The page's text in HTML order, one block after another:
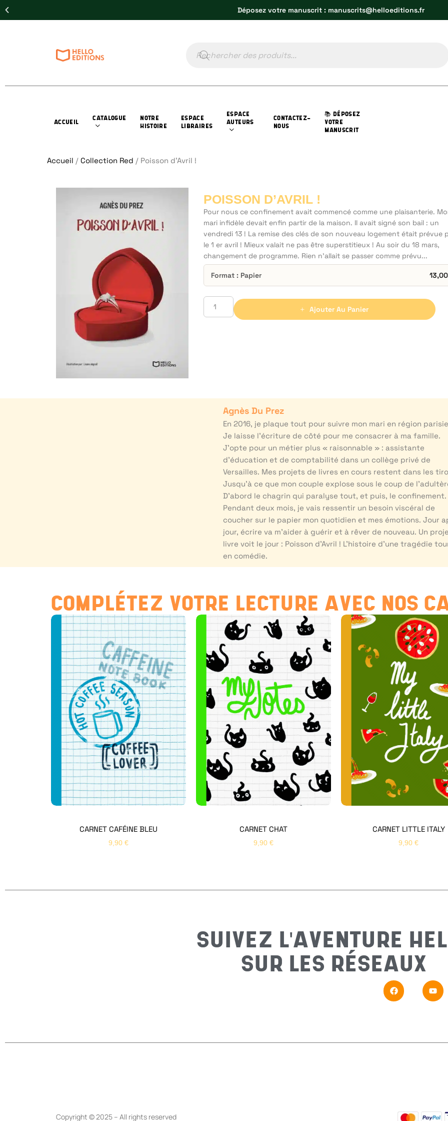
Déposez votre manuscrit : manuscrits@helloeditions.fr
ACCUEIL
CATALOGUE
NOTRE
HISTOIRE
ESPACE
LIBRAIRES
ESPACE
AUTEURS
CONTACTEZ-
NOUS
📚 DÉPOSEZ
VOTRE
MANUSCRIT
Accueil / Collection Red / Poisson d’Avril !
POISSON D’AVRIL !
Pour nous ce confinement avait commencé comme une plaisanterie.
mari infidèle devait enfin partir de la maison. Il avait signé son bail : un
vendredi 13 ! La remise des clés de son nouveau logement était prévue
le 1 er avril ! Mieux valait ne pas être superstitieux ! Au soir du 18 mars,
changement de programme. Rien n’allait se passer comme prévu...
Format : Papier 13,00
Ajouter Au Panier
Agnès Du Prez
En 2016, je plaque tout pour suivre mon mari en région
Je laisse l’écriture de côté pour me consacrer à ma famille.
J’opte pour un métier plus « raisonnable » : assistante
d’éducation et de comptabilité dans un collège privé de
Versailles. Mes projets de livres en cours restent dans les
Jusqu’à ce que mon couple explose sous le coup de
D’abord le chagrin qui paralyse tout, et puis, le confinement.
Pendant deux mois, je vais ressentir un besoin viscéral de
coucher sur le papier mon quotidien et mes émotions. Jour
jour, écrire va m’aider à guérir et à rêver de nouveau. Un
livre voit le jour : Poisson d’Avril ! L’histoire d’une tragédie
en comédie.
COMPLÉTEZ VOTRE LECTURE AVEC NOS
CARNET CAFÉINE BLEU
9,90 €
CARNET CHAT
9,90 €
CARNET LITTLE ITALY
9,90 €
SUIVEZ L'AVENTURE
SUR LES RÉSEAUX
Copyright © 2025 – All rights reserved